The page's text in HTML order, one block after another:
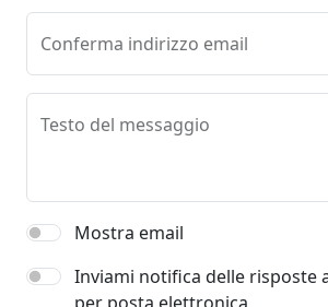
Conferma indirizzo email
Testo del messaggio
Mostra email
Inviami notifica delle risposte